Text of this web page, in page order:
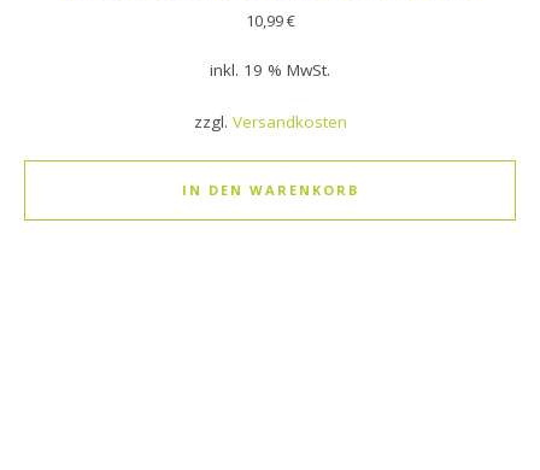
10,99€
inkl. 19 % MwSt.
zzgl. Versandkosten
IN DEN WARENKORB